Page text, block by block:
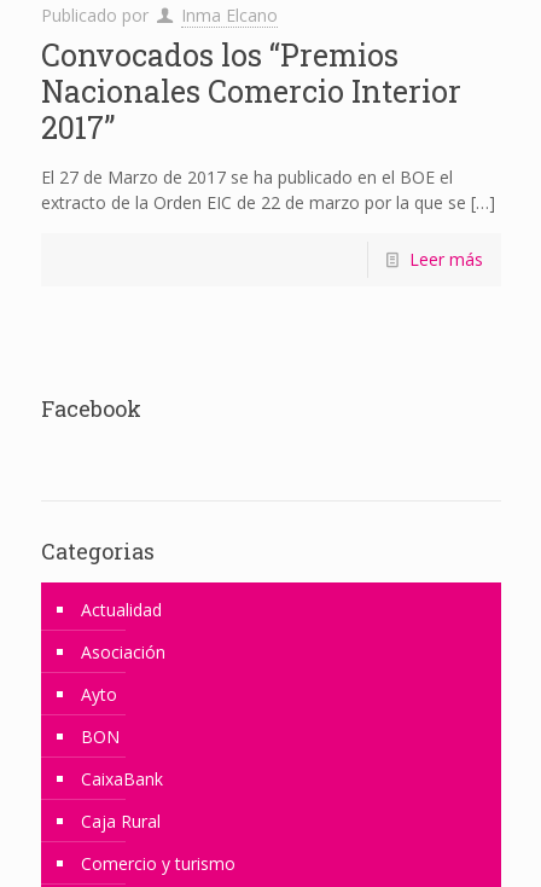
Publicado por Inma Elcano
Convocados los “Premios
Nacionales Comercio Interior
2017”
El 27 de Marzo de 2017 se ha publicado en el BOE el
extracto de la Orden EIC de 22 de marzo por la que se […]
Leer más
Facebook
Categorias
Actualidad
Asociación
Ayto
BON
CaixaBank
Caja Rural
Comercio y turismo